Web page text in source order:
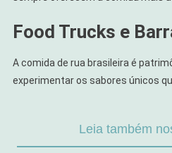
Food Trucks e
A comida de rua brasileira é
experimentar os sabores únicos
Leia também